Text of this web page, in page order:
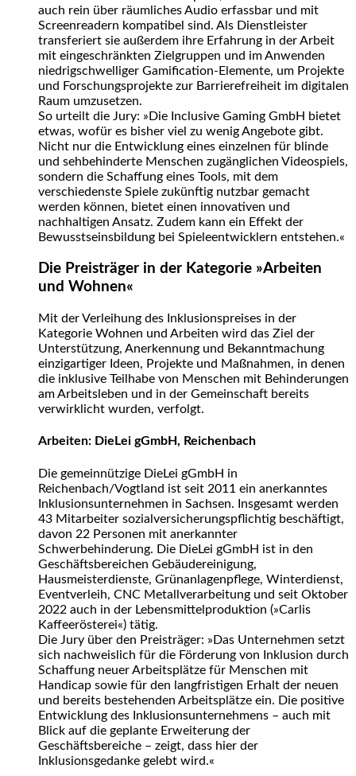
auch rein über räumliches Audio erfassbar und mit
Screenreadern kompatibel sind. Als Dienstleister
transferiert sie außerdem ihre Erfahrung in der Arbeit
mit eingeschränkten Zielgruppen und im Anwenden
niedrigschwelliger Gamification-Elemente, um Projekte
und Forschungsprojekte zur Barrierefreiheit im digitalen
Raum umzusetzen.
So urteilt die Jury: »Die Inclusive Gaming GmbH bietet
etwas, wofür es bisher viel zu wenig Angebote gibt.
Nicht nur die Entwicklung eines einzelnen für blinde
und sehbehinderte Menschen zugänglichen Videospiels,
sondern die Schaffung eines Tools, mit dem
verschiedenste Spiele zukünftig nutzbar gemacht
werden können, bietet einen innovativen und
nachhaltigen Ansatz. Zudem kann ein Effekt der
Bewusstseinsbildung bei Spieleentwicklern entstehen.«
Die Preisträger in der Kategorie »Arbeiten
und Wohnen«
Mit der Verleihung des Inklusionspreises in der
Kategorie Wohnen und Arbeiten wird das Ziel der
Unterstützung, Anerkennung und Bekanntmachung
einzigartiger Ideen, Projekte und Maßnahmen, in denen
die inklusive Teilhabe von Menschen mit Behinderungen
am Arbeitsleben und in der Gemeinschaft bereits
verwirklicht wurden, verfolgt.
Arbeiten: DieLei gGmbH, Reichenbach
Die gemeinnützige DieLei gGmbH in
Reichenbach/Vogtland ist seit 2011 ein anerkanntes
Inklusionsunternehmen in Sachsen. Insgesamt werden
43 Mitarbeiter sozialversicherungspflichtig beschäftigt,
davon 22 Personen mit anerkannter
Schwerbehinderung. Die DieLei gGmbH ist in den
Geschäftsbereichen Gebäudereinigung,
Hausmeisterdienste, Grünanlagenpflege, Winterdienst,
Eventverleih, CNC Metallverarbeitung und seit Oktober
2022 auch in der Lebensmittelproduktion (»Carlis
Kaffeerösterei«) tätig.
Die Jury über den Preisträger: »Das Unternehmen setzt
sich nachweislich für die Förderung von Inklusion durch
Schaffung neuer Arbeitsplätze für Menschen mit
Handicap sowie für den langfristigen Erhalt der neuen
und bereits bestehenden Arbeitsplätze ein. Die positive
Entwicklung des Inklusionsunternehmens – auch mit
Blick auf die geplante Erweiterung der
Geschäftsbereiche – zeigt, dass hier der
Inklusionsgedanke gelebt wird.«